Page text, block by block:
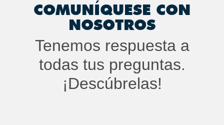
COMUNÍQUESE CON
NOSOTROS
Tenemos respuesta a
todas tus preguntas.
¡Descúbrelas!